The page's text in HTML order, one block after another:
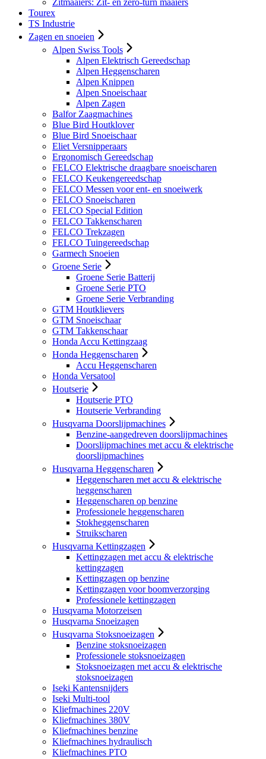
Zitmaaiers: Zit- en zero-turn maaiers
Tourex
TS Industrie
Zagen en snoeien
Alpen Swiss Tools
Alpen Elektrisch Gereedschap
Alpen Heggenscharen
Alpen Knippen
Alpen Snoeischaar
Alpen Zagen
Balfor Zaagmachines
Blue Bird Houtklover
Blue Bird Snoeischaar
Eliet Versnipperaars
Ergonomisch Gereedschap
FELCO Elektrische draagbare snoeischaren
FELCO Keukengereedschap
FELCO Messen voor ent- en snoeiwerk
FELCO Snoeischaren
FELCO Special Edition
FELCO Takkenscharen
FELCO Trekzagen
FELCO Tuingereedschap
Garmech Snoeien
Groene Serie
Groene Serie Batterij
Groene Serie PTO
Groene Serie Verbranding
GTM Houtklievers
GTM Snoeischaar
GTM Takkenschaar
Honda Accu Kettingzaag
Honda Heggenscharen
Accu Heggenscharen
Honda Versatool
Houtserie
Houtserie PTO
Houtserie Verbranding
Husqvarna Doorslijpmachines
Benzine-aangedreven doorslijpmachines
Doorslijpmachines met accu & elektrische
doorslijpmachines
Husqvarna Heggenscharen
Heggenscharen met accu & elektrische
heggenscharen
Heggenscharen op benzine
Professionele heggenscharen
Stokheggenscharen
Struikscharen
Husqvarna Kettingzagen
Kettingzagen met accu & elektrische
kettingzagen
Kettingzagen op benzine
Kettingzagen voor boomverzorging
Professionele kettingzagen
Husqvarna Motorzeisen
Husqvarna Snoeizagen
Husqvarna Stoksnoeizagen
Benzine stoksnoeizagen
Professionele stoksnoeizagen
Stoksnoeizagen met accu & elektrische
stoksnoeizagen
Iseki Kantensnijders
Iseki Multi-tool
Kliefmachines 220V
Kliefmachines 380V
Kliefmachines benzine
Kliefmachines hydraulisch
Kliefmachines PTO